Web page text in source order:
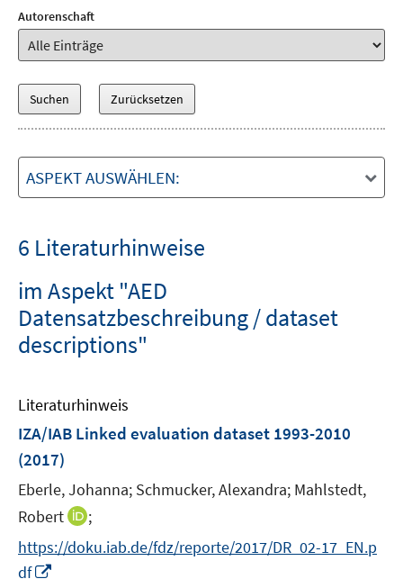
Autorenschaft
ASPEKT AUSWÄHLEN:
6 Literaturhinweise
im Aspekt "AED
Datensatzbeschreibung / dataset
descriptions"
Literaturhinweis
IZA/IAB Linked evaluation dataset 1993-2010
(2017)
Eberle, Johanna; Schmucker, Alexandra; Mahlstedt,
Robert
I
n
n
;
https://doku.iab.de/fdz/reporte/2017/DR_02-17_EN.p
df